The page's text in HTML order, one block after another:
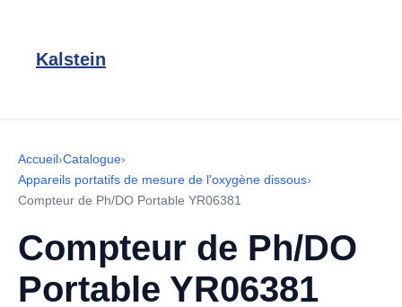
Kalstein
Accueil›Catalogue›
Appareils portatifs de mesure de l'oxygène dissous›
Compteur de Ph/DO Portable YR06381
Compteur de Ph/DO
Portable YR06381